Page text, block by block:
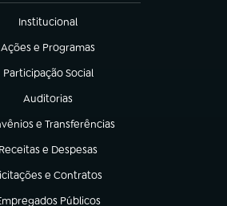
Institucional
(abre em nova aba)
Ações e Programas
(abre em nova aba)
Participação Social
(abre em nova aba)
Auditorias
(abre em nova aba)
e Transferências
em nova aba)
Receitas e Despesas
(abre em nova aba)
e Contratos
em nova aba)
Públicos